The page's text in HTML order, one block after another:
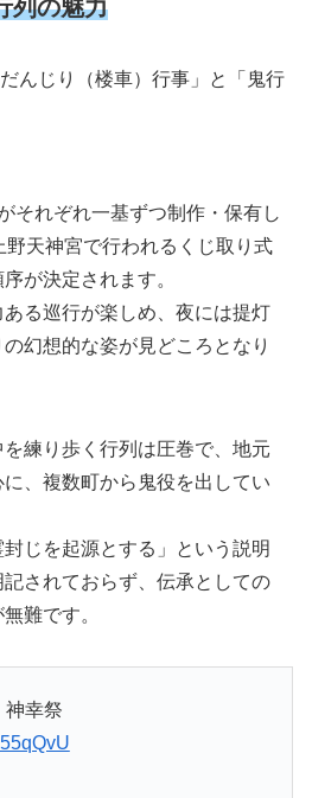
列の魅力
んじり（楼車）行事」と「鬼行
それぞれ一基ずつ制作・保有し
野天神宮で行われるくじ取り式
が決定されます。
る巡行が楽しめ、夜には提灯
幻想的な姿が見どころとなり
練り歩く行列は圧巻で、地元
、複数町から鬼役を出してい
じを起源とする」という説明
されておらず、伝承としての
難です。
幸祭